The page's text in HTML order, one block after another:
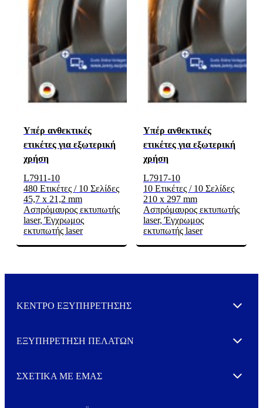
Υπέρ ανθεκτικές
ετικέτες για εξωτερική
χρήση
L7911-10
480 Ετικέτες / 10 Σελίδες
45,7 x 21,2 mm
Ασπρόμαυρος εκτυπωτής
laser, Έγχρωμος
εκτυπωτής laser
Υπέρ ανθεκτικές
ετικέτες για εξωτερική
χρήση
L7917-10
10 Ετικέτες / 10 Σελίδες
210 x 297 mm
Ασπρόμαυρος εκτυπωτής
laser, Έγχρωμος
εκτυπωτής laser
ΚΕΝΤΡΟ ΕΞΥΠΗΡΕΤΗΣΗΣ Expand
ΕΞΥΠΗΡΕΤΗΣΗ ΠΕΛΑΤΩΝ Expand
ΣΧΕΤΙΚΑ ΜΕ ΕΜΑΣ Expand